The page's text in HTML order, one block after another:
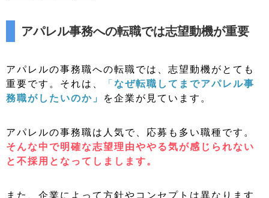
アパレル事務への転職では志望動機が重要
アパレルの事務職への転職では、志望動機がとても
重要です。それは、
「 なぜ転職してまでアパレル事
務職がしたいのか」
を企業が見ています。
アパレルの事務職は人気で、応募も多い職種です 。
そんな中で明確な志望理由ややる気が感じられない
と不採用となってしまします。
また、企業によって方針やコンセプトは異なります